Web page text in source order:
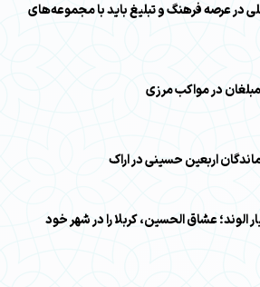
در عرصه فرهنگ و تبلیغ باید با مجموعه‌های
در مواکب مرزی
اربعین حسینی در اراک
الوند؛ عشاق الحسین، کربلا را در شهر خود